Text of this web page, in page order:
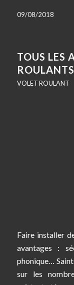
09/08/2018
TOUS LES
ROULANTS
VOLET ROULANT
Faire installer
avantages :
phonique…
sur les